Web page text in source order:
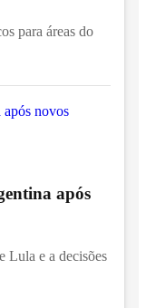
para áreas do
após
Lula e a decisões